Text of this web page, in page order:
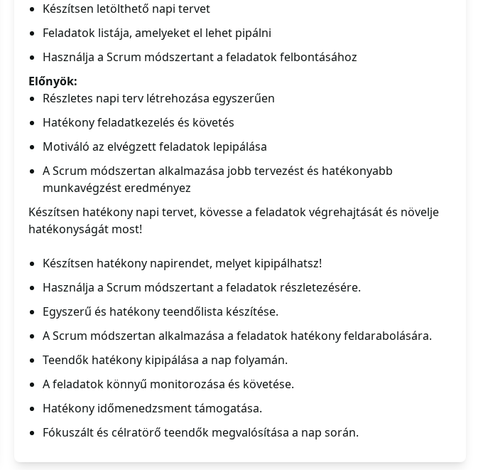
Készítsen letölthető napi tervet
Feladatok listája, amelyeket el lehet pipálni
Használja a Scrum módszertant a feladatok felbontásához
Előnyök:
Részletes napi terv létrehozása egyszerűen
Hatékony feladatkezelés és követés
Motiváló az elvégzett feladatok lepipálása
A Scrum módszertan alkalmazása jobb tervezést és hatékonyabb
munkavégzést eredményez
Készítsen hatékony napi tervet, kövesse a feladatok végrehajtását és növelje
hatékonyságát most!
Készítsen hatékony napirendet, melyet kipipálhatsz!
Használja a Scrum módszertant a feladatok részletezésére.
Egyszerű és hatékony teendőlista készítése.
A Scrum módszertan alkalmazása a feladatok hatékony feldarabolására.
Teendők hatékony kipipálása a nap folyamán.
A feladatok könnyű monitorozása és követése.
Hatékony időmenedzsment támogatása.
Fókuszált és célratörő teendők megvalósítása a nap során.